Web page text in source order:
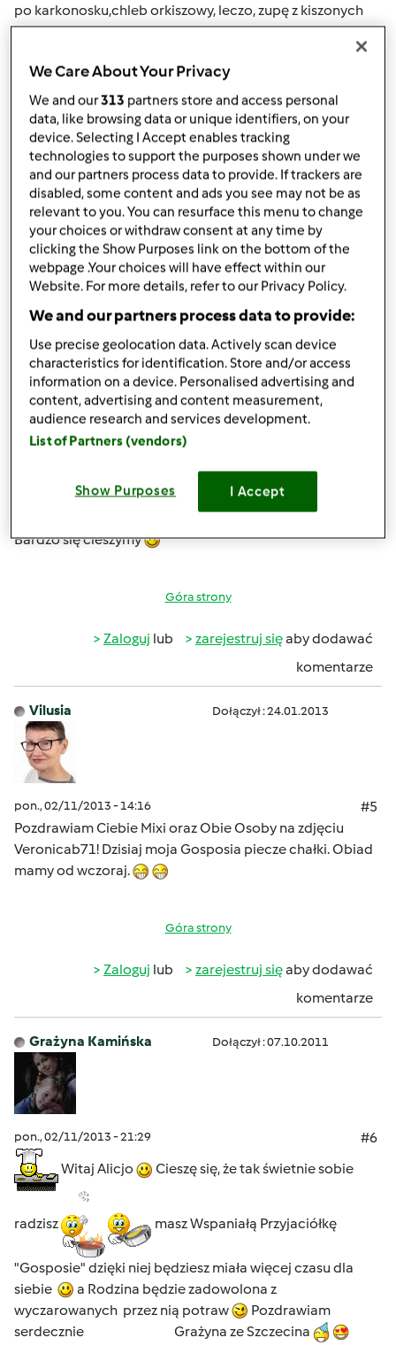
po karkonosku,chleb orkiszowy, leczo, zupę z kiszonych
ogórków, lody malinowo-pomarańczowe, bułki
maślane,polędwicę wieprzową z ananasami i warzywami,
pieczeń rzymską, surówkę wielowarzywną, klops
drobiowo- drobiowy (bo nie dostałam cielęciny), pączki,
zupę ziemniaczaną, zupę grochową, ciasto ucierane z
owocami, rolady drobiowe z nadzieniem serowo-
pieczarkowym. Mój zachwyt nie ma końca
Pozdrawiam serdecznie
Zalogujlub zarejestruj sięaby dodawać
komentarze
Mixi Dołączył : 08.11.2010
Bardzo się cieszymy
Góra strony
Zaloguj lub zarejestruj sięaby dodawać
komentarze
Vilusia Dołączył : 24.01.2013
pon., 02/11/2013 - 14:16
#5
Pozdrawiam Ciebie Mixi oraz Obie Osoby na zdjęciu
Veronicab71! Dzisiaj moja Gosposia piecze chałki. Obiad
mamy od wczoraj.
Góra strony
Zaloguj lub zarejestruj sięaby dodawać
komentarze
Grażyna Kamińska Dołączył : 07.10.2011
pon., 02/11/2013 - 21:29
#6
Witaj Alicjo
Cieszę się, że tak świetnie sobie
radzisz masz Wspaniałą Przyjaciółkę
"Gosposie" dzięki niej będziesz miała więcej czasu dla
siebie
a Rodzina będzie zadowolona z
wyczarowanych przez nią potraw
Pozdrawiam
serdecznie Grażyna ze Szczecina
We Care About Your Privacy
We and our313 partners store and access personal
data, like browsing data or unique identifiers, on your
device. Selecting I Accept enables tracking
technologies to support the purposes shown under we
and our partners process data to provide. If trackers are
disabled, some content and ads you see may not be as
relevant to you. You can resurface this menu to change
your choices or withdraw consent at any time by
clicking the Show Purposes link on the bottom of the
webpage .Your choices will have effect within our
Website. For more details, refer to our Privacy Policy.
We and our partners process data to provide:
Use precise geolocation data. Actively scan device
characteristics for identification. Store and/or access
information on a device. Personalised advertising and
content, advertising and content measurement,
audience research and services development.
List of Partners (vendors)
Show Purposes I Accept